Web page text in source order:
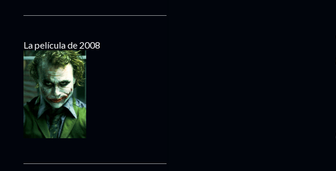
La película de 2008